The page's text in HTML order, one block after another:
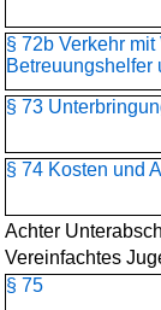
§ 72b Verkehr
Betreuungshelfer
§ 73
§ 74 Kosten und
Achter
Vereinfachtes
§ 75